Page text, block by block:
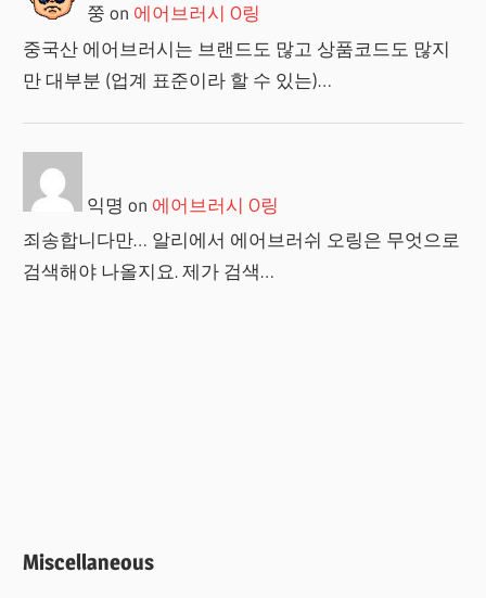
쭝 on 에어브러시 O링
중국산 에어브러시는 브랜드도 많고 상품코드도 많지
만 대부분 (업계 표준이라 할 수 있는)…
익명 on 에어브러시 O링
죄송합니다만… 알리에서 에어브러쉬 오링은 무엇으로
검색해야 나올지요. 제가 검색…
Miscellaneous